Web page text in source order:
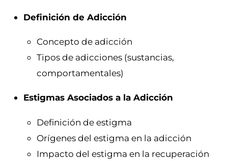
Definición de Adicción
Concepto de adicción
Tipos de adicciones (sustancias,
comportamentales)
Estigmas Asociados a la Adicción
Definición de estigma
Orígenes del estigma en la adicción
Impacto del estigma en la recuperación